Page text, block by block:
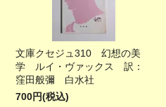
文庫クセジュ310 幻想の美
学 ルイ・ヴァックス 訳：
窪田般彌 白水社
700円(税込)